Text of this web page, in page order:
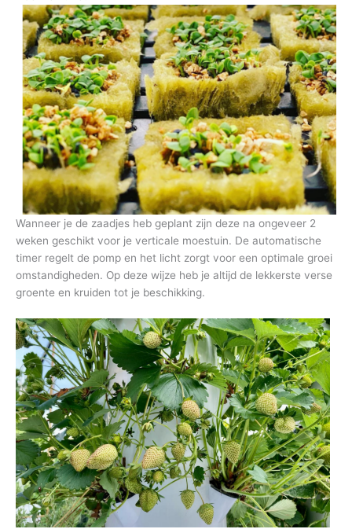
Wanneer je de zaadjes heb geplant zijn deze na ongeveer 2
weken geschikt voor je verticale moestuin. De automatische
timer regelt de pomp en het licht zorgt voor een optimale groei
omstandigheden. Op deze wijze heb je altijd de lekkerste verse
groente en kruiden tot je beschikking.